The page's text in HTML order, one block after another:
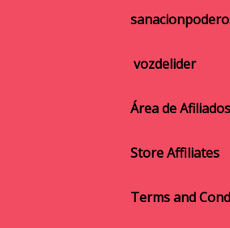
vozdelider
Área de Afiliados
Store Affiliates
Terms and